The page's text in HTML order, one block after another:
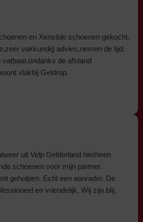
en Xensible schoenen gekocht.
vakkundig advies,nemen de tijd.
de afstand
vlakbij Geldrop.
uit Velp Gelderland hierheen
schoenen voor mijn partner.
geholpen. Echt een aanrader. De
en vriendelijk. Wij zijn blij.